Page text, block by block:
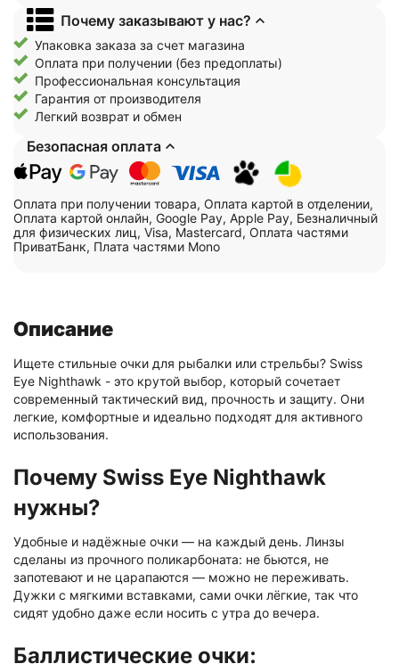
Почему заказывают у нас?
Упаковка заказа за счет магазина
Оплата при получении (без предоплаты)
Профессиональная консультация
Гарантия от производителя
Легкий возврат и обмен
Безопасная оплата
Оплата при получении товара, Оплата картой в отделении,
Оплата картой онлайн, Google Pay, Apple Pay, Безналичный
для физических лиц, Visa, Mastercard, Оплата частями
ПриватБанк, Плата частями Mono
Описание
Ищете стильные очки для рыбалки или стрельбы? Swiss
Eye Nighthawk - это крутой выбор, который сочетает
современный тактический вид, прочность и защиту. Они
легкие, комфортные и идеально подходят для активного
использования.
Почему Swiss Eye Nighthawk
нужны?
Удобные и надёжные очки — на каждый день. Линзы
сделаны из прочного поликарбоната: не бьются, не
запотевают и не царапаются — можно не переживать.
Дужки с мягкими вставками, сами очки лёгкие, так что
сидят удобно даже если носить с утра до вечера.
Баллистические очки: